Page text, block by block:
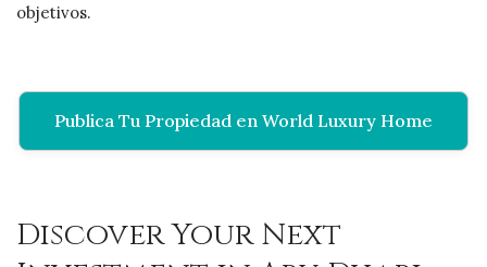
objetivos.
Publica Tu Propiedad en World Luxury Home
Discover Your Next